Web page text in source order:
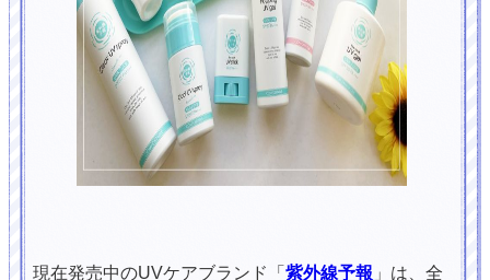
現在発売中のUVケアブランド「 紫外線予報 」は、全